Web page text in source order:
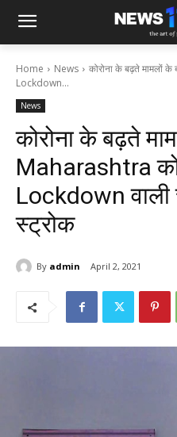
Home News
कोरोना के बढ़ते मामलों
Lockdown...
News
कोरोना के बढ़ते
Maharashtra को
Lockdown वाली
स्ट्रोक
By admin April 2, 2021